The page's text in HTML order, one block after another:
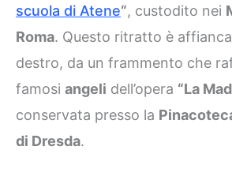
scuola di Atene“, custodito nei
Roma. Questo ritratto è
destro, da un frammento che
famosi angeli dell’opera “La
conservata presso la
di Dresda.